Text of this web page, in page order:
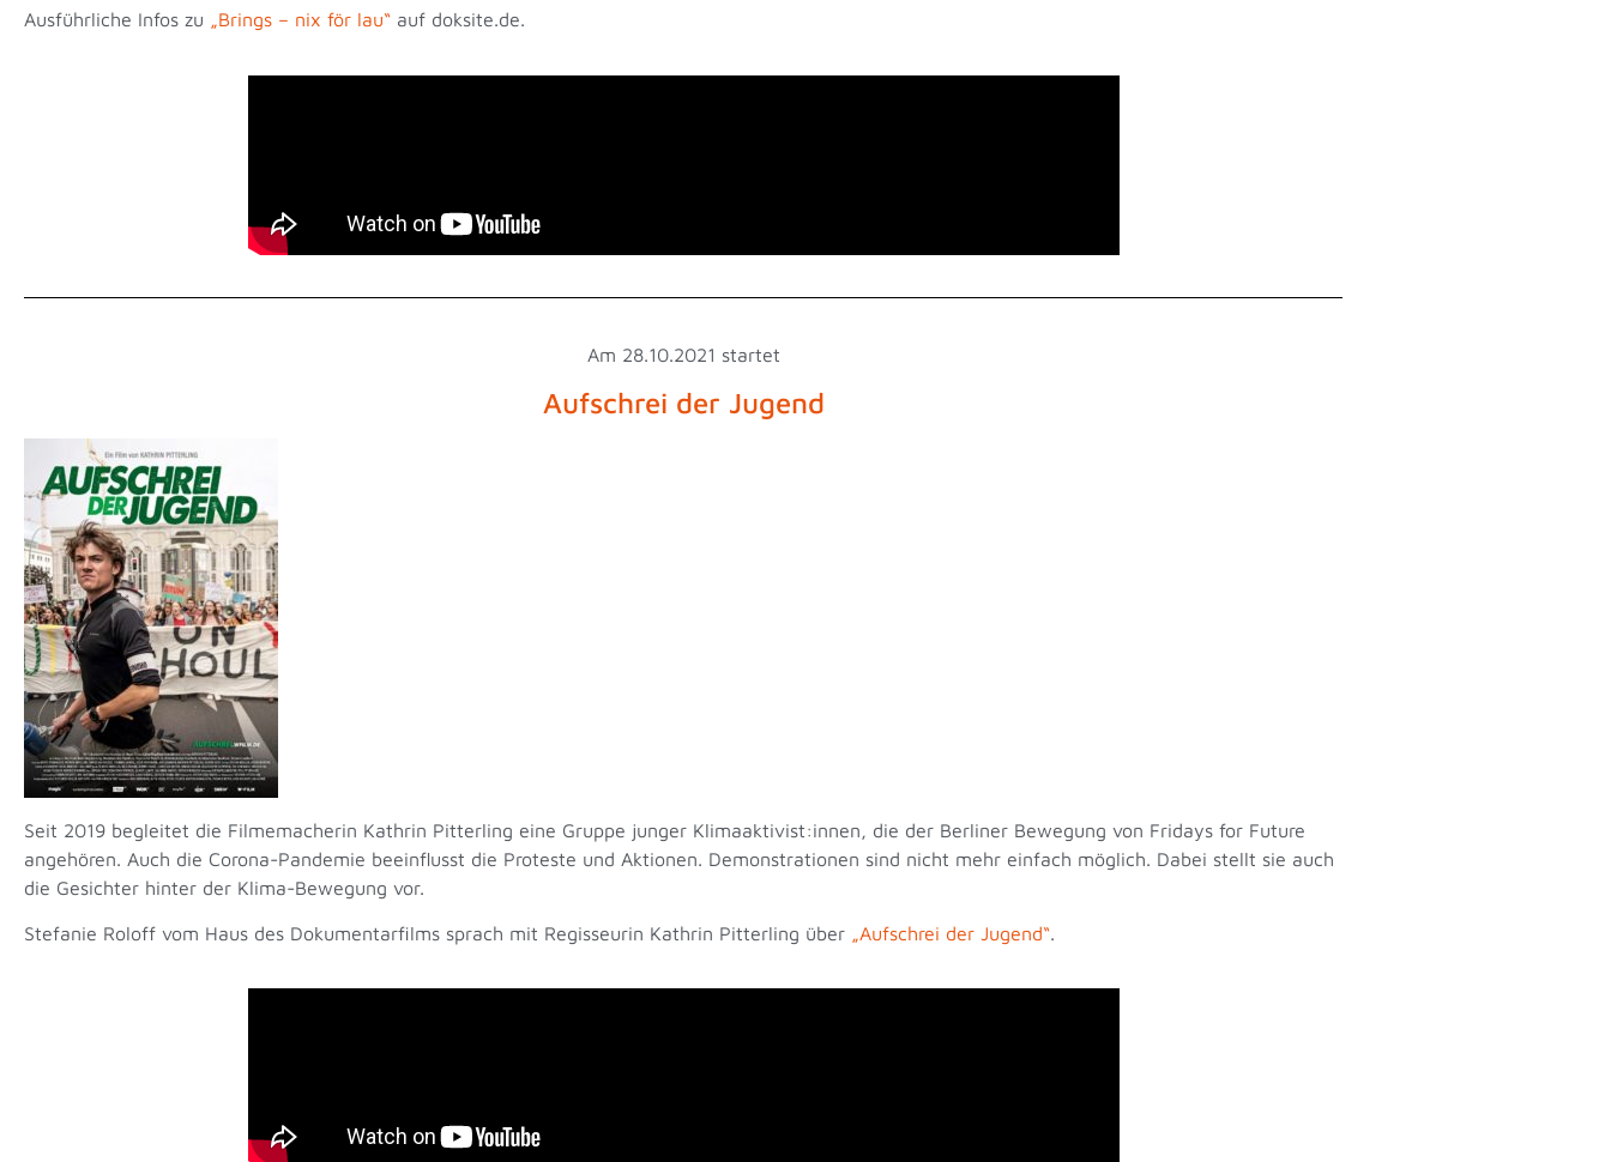
Ausführliche Infos zu „Brings – nix för lau“ auf doksite.de.
Am 28.10.2021 startet
Aufschrei der Jugend
Seit 2019 begleitet die Filmemacherin Kathrin Pitterling eine Gruppe junger Klimaaktivist:innen, die der Berliner Bewegung von Fridays for Future
angehören. Auch die Corona-Pandemie beeinflusst die Proteste und Aktionen. Demonstrationen sind nicht mehr einfach möglich. Dabei stellt sie auch
die Gesichter hinter der Klima-Bewegung vor.
Stefanie Roloff vom Haus des Dokumentarfilms sprach mit Regisseurin Kathrin Pitterling über „Aufschrei der Jugend“.